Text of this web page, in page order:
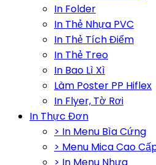
In Folder
In Thẻ Nhựa PVC
In Thẻ Tích Điểm
In Thẻ Treo
In Bao Lì Xì
Làm Poster PP Hiflex
In Flyer, Tờ Rơi
In Thực Đơn
> In Menu Bìa Cứng
> Menu Mica Cao